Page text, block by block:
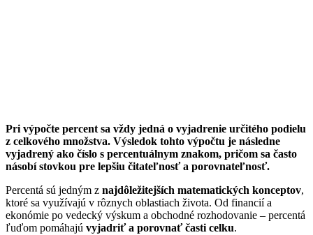
Pri výpočte percent sa vždy jedná o vyjadrenie určitého podielu
z celkového množstva. Výsledok tohto výpočtu je následne
vyjadrený ako číslo s percentuálnym znakom, pričom sa často
násobí stovkou pre lepšiu čitateľnosť a porovnateľnosť.
Percentá sú jedným z najdôležitejších matematických konceptov,
ktoré sa využívajú v rôznych oblastiach života. Od financií a
ekonómie po vedecký výskum a obchodné rozhodovanie – percentá
ľuďom pomáhajú vyjadriť a porovnať časti celku.